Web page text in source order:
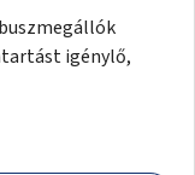
igénylő,